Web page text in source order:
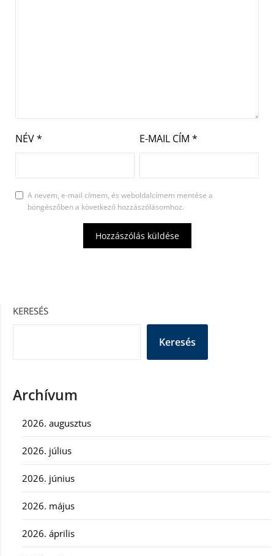
NÉV* E-MAIL CÍM *
A nevem, e-mail címem, és weboldalcímem mentése a
böngészőben a következő hozzászólásomhoz.
KERESÉS
Keresés
Archívum
2026. augusztus
2026. július
2026. június
2026. május
2026. április